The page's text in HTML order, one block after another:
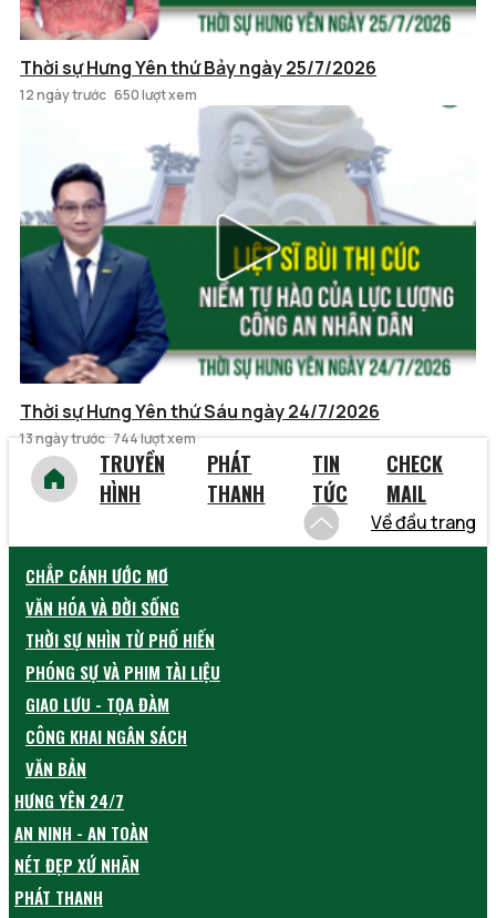
Thời sự Hưng Yên thứ Bảy ngày 25/7/2026
12 ngày trước 650 lượt xem
Thời sự Hưng Yên thứ Sáu ngày 24/7/2026
13 ngày trước 744 lượt xem
TRUYỀN
HÌNH
PHÁT
THANH
TIN
TỨC
CHECK
MAIL
Về đầu trang
CHẮP CÁNH ƯỚC MƠ
VĂN HÓA VÀ ĐỜI SỐNG
THỜI SỰ NHÌN TỪ PHỐ HIẾN
PHÓNG SỰ VÀ PHIM TÀI LIỆU
GIAO LƯU - TỌA ĐÀM
CÔNG KHAI NGÂN SÁCH
VĂN BẢN
HƯNG YÊN 24/7
AN NINH - AN TOÀN
NÉT ĐẸP XỨ NHÃN
PHÁT THANH